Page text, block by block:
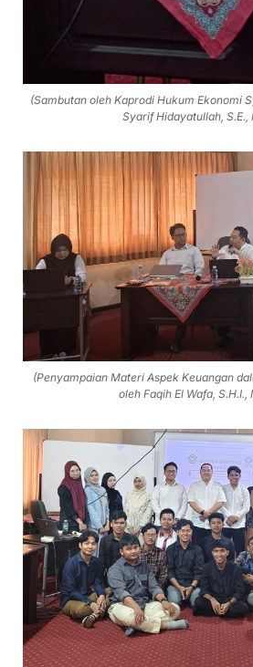
(Sambutan oleh Kaprodi Hukum Ekonomi
Syarif Hidayatullah, S.E.,
(Penyampaian Materi Aspek Keuangan
oleh Faqih El Wafa, S.H.I.,